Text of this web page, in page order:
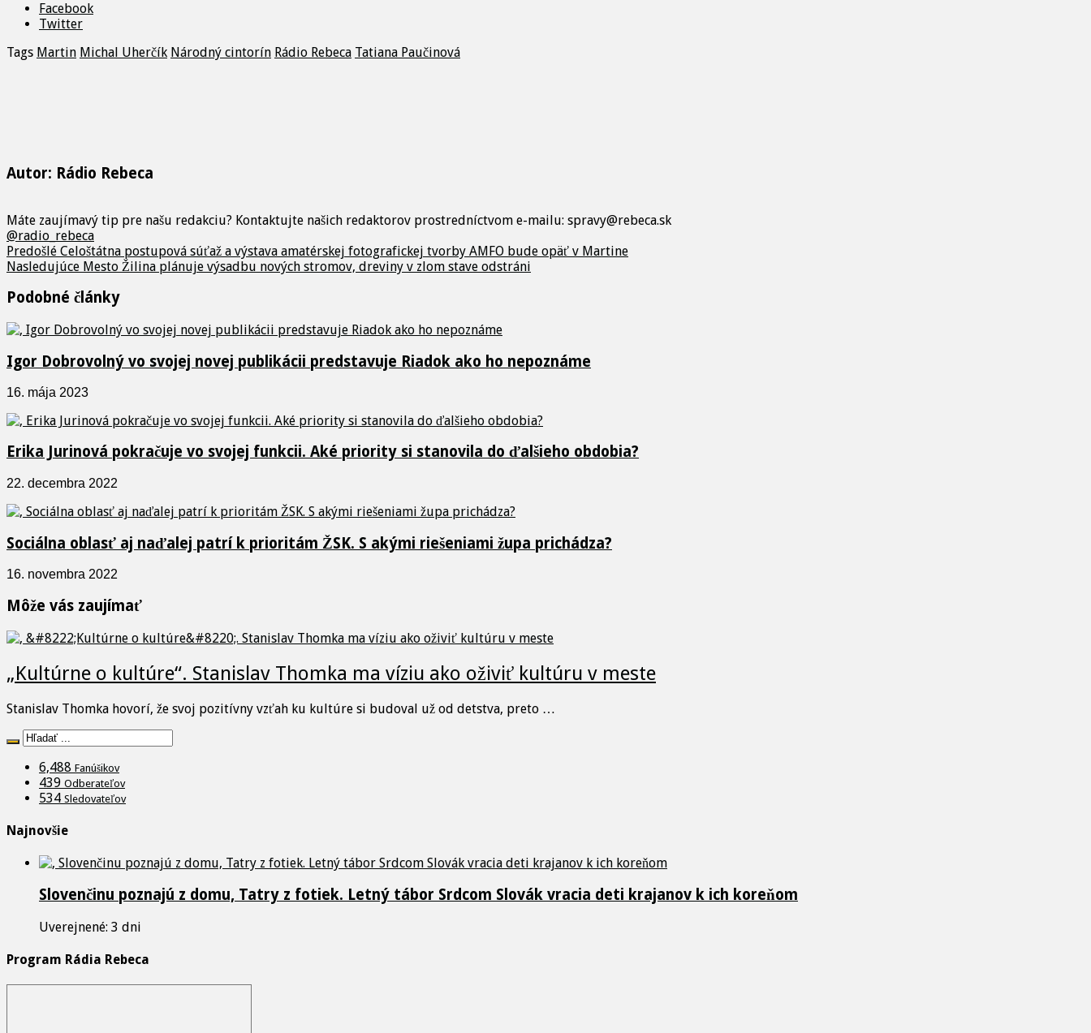
Facebook
Twitter
Tags Martin Michal Uherčík Národný cintorín Rádio Rebeca Tatiana Paučinová
Autor: Rádio Rebeca
Máte zaujímavý tip pre našu redakciu? Kontaktujte našich redaktorov prostredníctvom e-mailu: spravy@rebeca.sk
@radio_rebeca
Predošlé Celoštátna postupová súťaž a výstava amatérskej fotografickej tvorby AMFO bude opäť v Martine
Nasledujúce Mesto Žilina plánuje výsadbu nových stromov, dreviny v zlom stave odstráni
Podobné články
Igor Dobrovolný vo svojej novej publikácii predstavuje Riadok ako ho nepoznáme
16. mája 2023
Erika Jurinová pokračuje vo svojej funkcii. Aké priority si stanovila do ďalšieho obdobia?
22. decembra 2022
Sociálna oblasť aj naďalej patrí k prioritám ŽSK. S akými riešeniami župa prichádza?
16. novembra 2022
Môže vás zaujímať
„Kultúrne o kultúre“. Stanislav Thomka ma víziu ako oživiť kultúru v meste
Stanislav Thomka hovorí, že svoj pozitívny vzťah ku kultúre si budoval už od detstva, preto …
6,488 Fanúšikov
439 Odberateľov
534 Sledovateľov
Najnovšie
Slovenčinu poznajú z domu, Tatry z fotiek. Letný tábor Srdcom Slovák vracia deti krajanov k ich koreňom
Uverejnené: 3 dni
Program Rádia Rebeca